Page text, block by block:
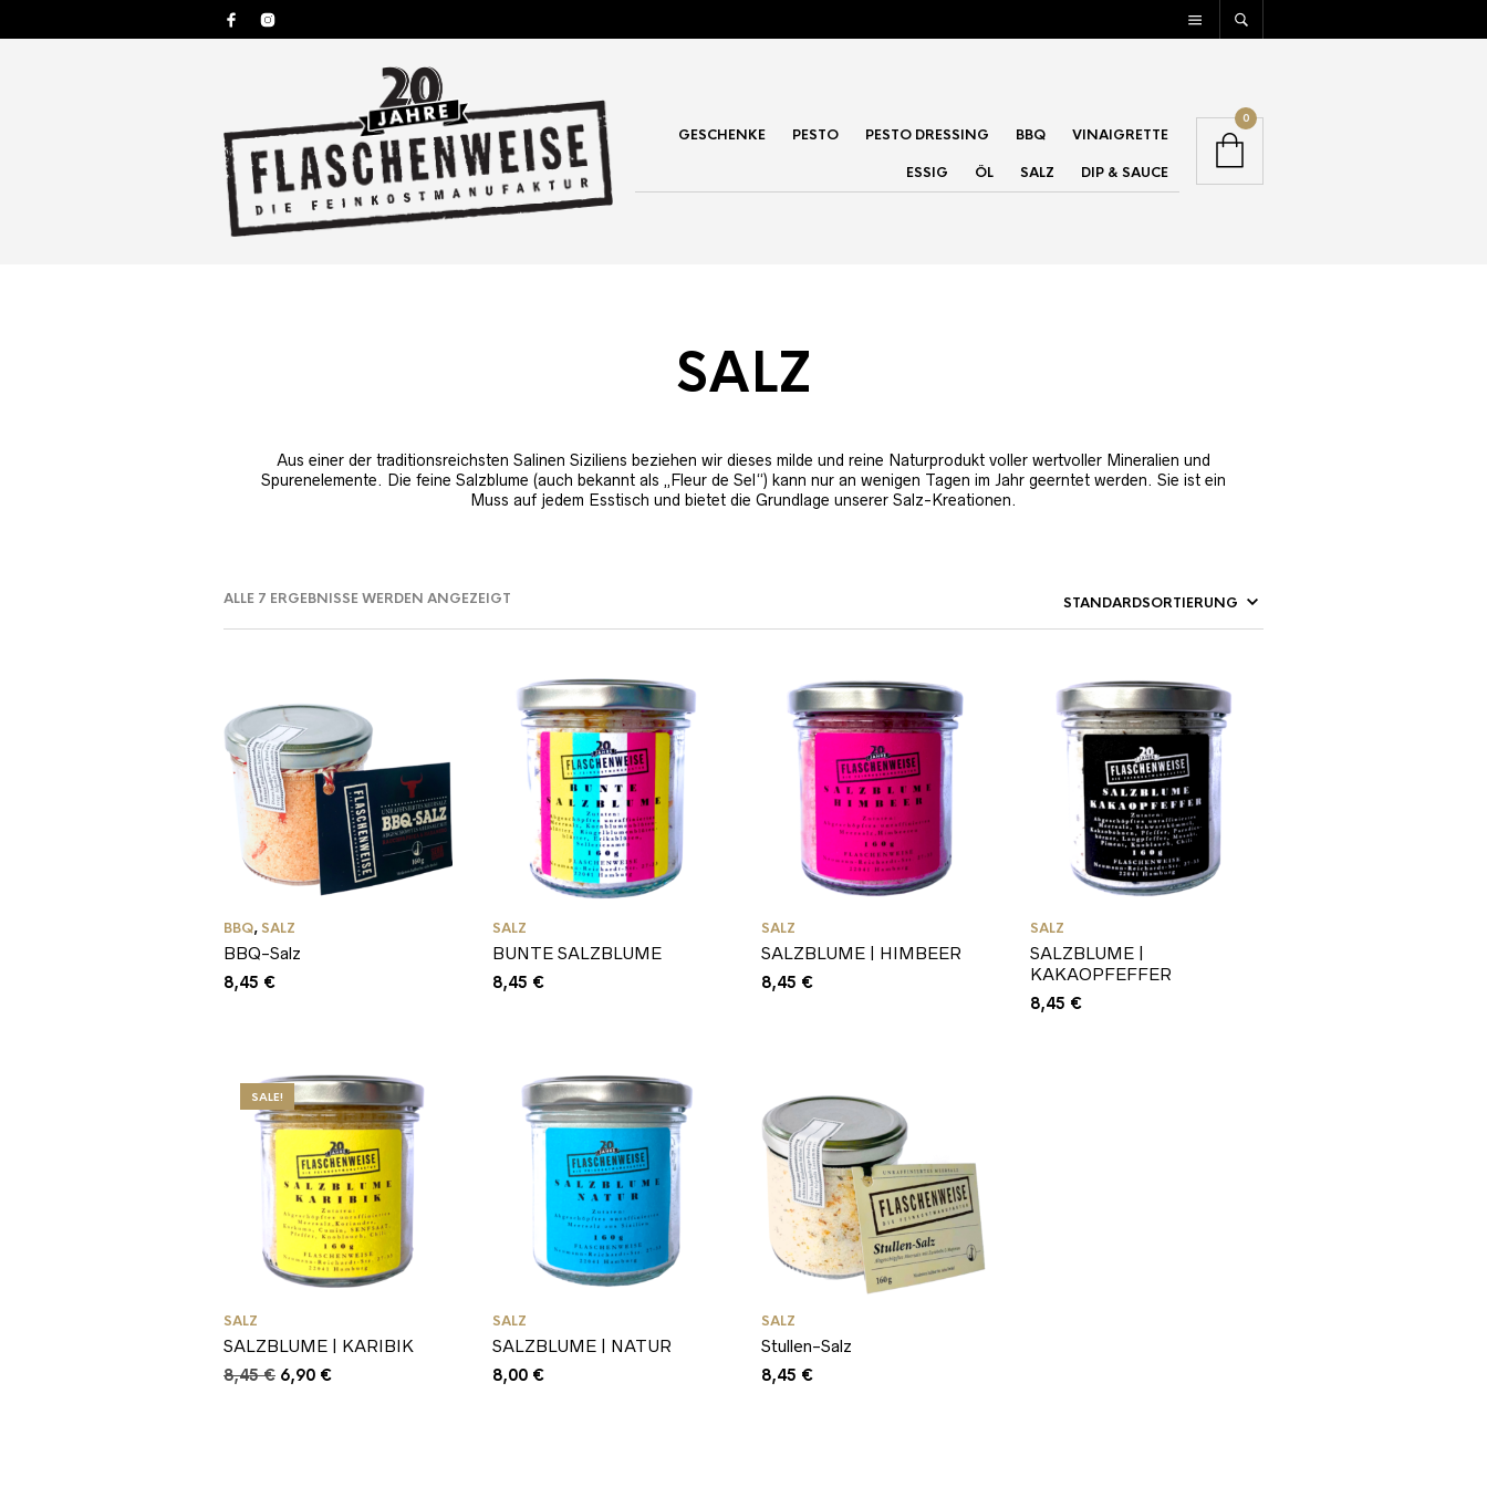
GESCHENKE PESTO PESTO DRESSING BBQ VINAIGRETTE
ESSIG ÖL SALZ DIP & SAUCE
0
SALZ
Aus einer der traditionsreichsten Salinen Siziliens beziehen wir dieses milde und reine Naturprodukt voller wertvoller Mineralien und
Spurenelemente. Die feine Salzblume (auch bekannt als „Fleur de Sel“) kann nur an wenigen Tagen im Jahr geerntet werden. Sie ist ein
Muss auf jedem Esstisch und bietet die Grundlage unserer Salz-Kreationen.
ALLE 7 ERGEBNISSE WERDEN ANGEZEIGT
BBQ, SALZ
BBQ-Salz
8,45 €
SALZ
BUNTE SALZBLUME
8,45 €
SALZ
SALZBLUME | HIMBEER
8,45 €
SALZ
SALZBLUME |
KAKAOPFEFFER
8,45 €
SALE!
SALZ
SALZBLUME | KARIBIK
8,45€ Ursprünglicher
6,90 €Aktueller
SALZ
SALZBLUME | NATUR
8,00 €
SALZ
Stullen-Salz
8,45 €